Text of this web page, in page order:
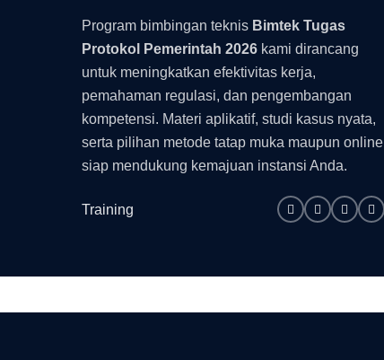
Program bimbingan teknis Bimtek Tugas
Protokol Pemerintah 2026kami dirancang
untuk meningkatkan efektivitas kerja,
pemahaman regulasi, dan pengembangan
kompetensi. Materi aplikatif, studi kasus nyata,
serta pilihan metode tatap muka maupun online
siap mendukung kemajuan instansi Anda.
Training